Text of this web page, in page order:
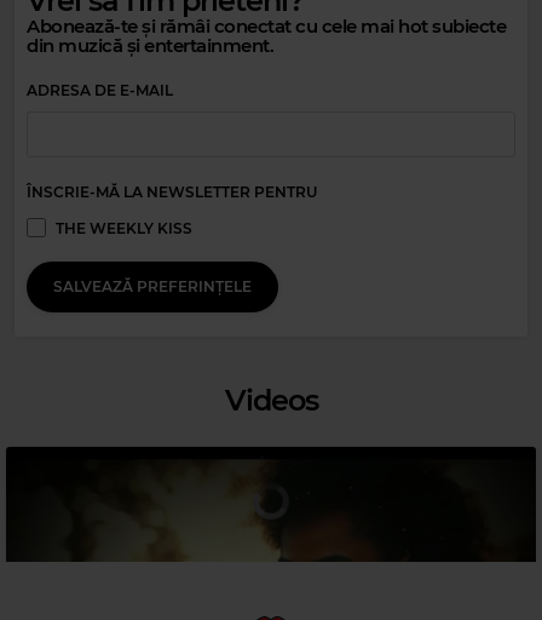
NAT KING COLE UNFORGETTABLE
Abonează-te și rămâi conectat cu cele mai hot subiecte
din muzică și entertainment.
ADRESA DE E-MAIL
ÎNSCRIE-MĂ LA NEWSLETTER PENTRU
THE WEEKLY KISS
SALVEAZĂ PREFERINȚELE
Videos